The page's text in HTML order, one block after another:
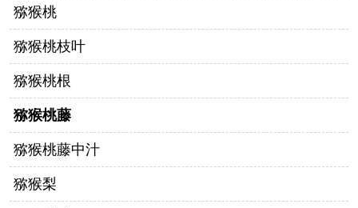
猕猴桃
猕猴桃枝叶
猕猴桃根
猕猴桃藤
猕猴桃藤中汁
猕猴梨